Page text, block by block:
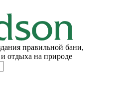
правильной бани,
отдыха на природе